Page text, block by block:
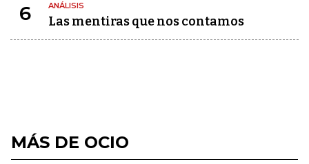
6 ANÁLISIS
Las mentiras que nos contamos
MÁS DE OCIO